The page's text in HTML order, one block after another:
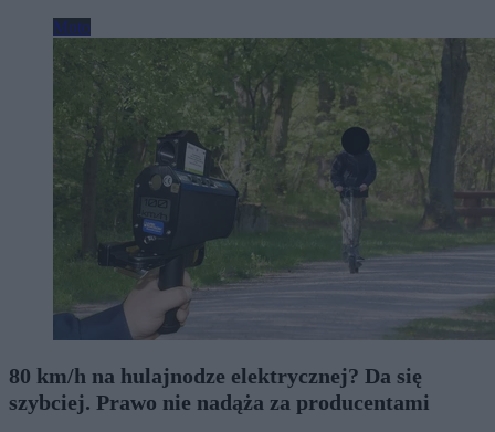
Moto
80 km/h na hulajnodze elektrycznej? Da się
szybciej. Prawo nie nadąża za producentami